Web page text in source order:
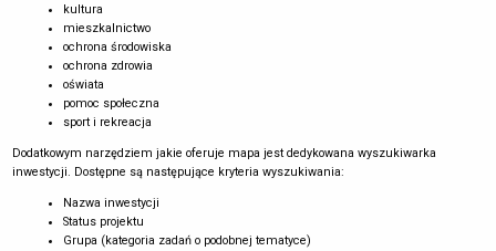
kultura
mieszkalnictwo
ochrona środowiska
ochrona zdrowia
oświata
pomoc społeczna
sport i rekreacja
Dodatkowym narzędziem jakie oferuje mapa jest dedykowana wyszukiwarka
inwestycji. Dostępne są następujące kryteria wyszukiwania:
Nazwa inwestycji
Status projektu
Grupa (kategoria zadań o podobnej tematyce)